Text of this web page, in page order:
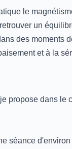
le
un
des
et à la
propose dans le
séance